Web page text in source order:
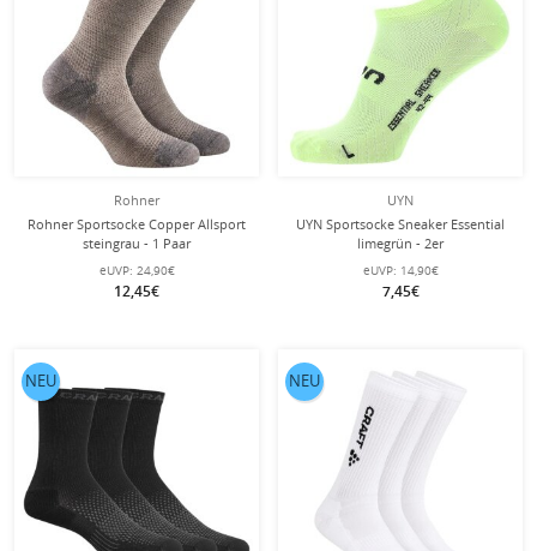
Rohner
Rohner Sportsocke Copper Allsport
steingrau - 1 Paar
eUVP: 24,90€
12,45€
UYN
UYN Sportsocke Sneaker Essential
limegrün - 2er
eUVP: 14,90€
7,45€
NEU NEU